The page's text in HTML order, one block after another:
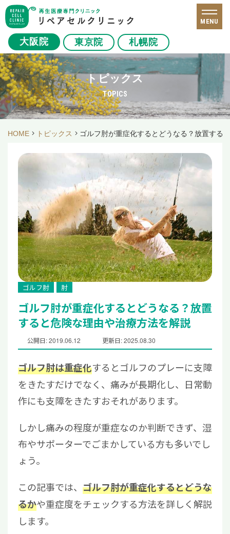
大阪院 東京院 札幌院
MENU
トピックス
TOPICS
HOME トピックス ゴルフ肘が重症化するとどうなる？放置する
ゴルフ肘 肘
ゴルフ肘が重症化するとどうなる？放置
すると危険な理由や治療方法を解説
公開日: 2019.06.12 更新日: 2025.08.30
ゴルフ肘は重症化するとゴルフのプレーに支障
をきたすだけでなく、痛みが長期化し、日常動
作にも支障をきたすおそれがあります。
しかし痛みの程度が重症なのか判断できず、湿
布やサポーターでごまかしている方も多いでし
ょう。
この記事では、 ゴルフ肘が重症化するとどうな
るかや重症度をチェックする方法を詳しく解説
します。